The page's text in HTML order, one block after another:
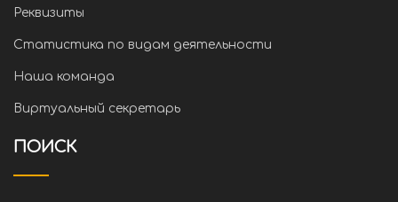
Реквизиты
Статистика по видам деятельности
Наша команда
Виртуальный секретарь
ПОИСК